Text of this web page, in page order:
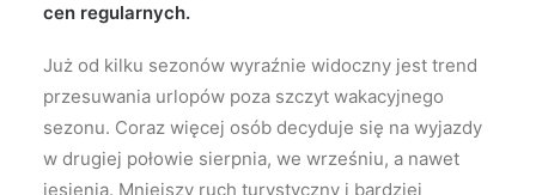
cen regularnych.
Już od kilku sezonów wyraźnie widoczny jest trend
przesuwania urlopów poza szczyt wakacyjnego
sezonu. Coraz więcej osób decyduje się na wyjazdy
w drugiej połowie sierpnia, we wrześniu, a nawet
jesienią. Mniejszy ruch turystyczny i bardziej